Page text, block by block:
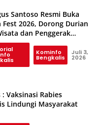
Santoso Resmi Buka
2026, Dorong Durian
dan Penggerak
Kominfo
Bengkalis
Juli 3,
2026
Vaksinasi Rabies
Lindungi Masyarakat